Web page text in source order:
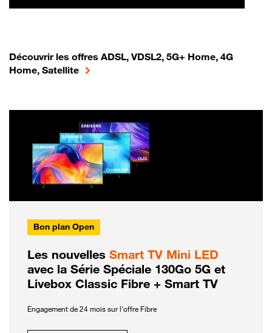
Découvrir les offres ADSL, VDSL2, 5G+ Home, 4G
Home, Satellite
Bon plan Open
Les nouvelles Smart TV Mini LED
avec la Série Spéciale 130Go 5G et
Livebox Classic Fibre + Smart TV
Engagement de 24 mois sur l'offre Fibre